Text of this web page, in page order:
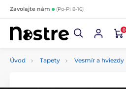
Zavolajte nám (Po-Pi 8-16)
0
Úvod Tapety Vesmír a hviezdy